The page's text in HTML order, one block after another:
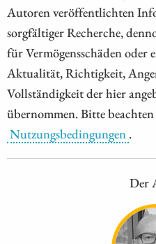
Autoren veröffentlichten
sorgfältiger Recherche,
für Vermögensschäden
Aktualität, Richtigkeit,
Vollständigkeit der hier
übernommen. Bitte beachten
Nutzungsbedingungen .
Der